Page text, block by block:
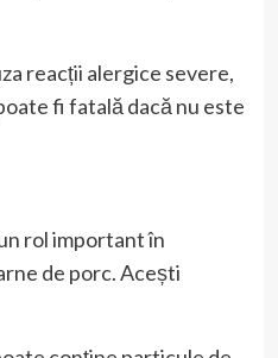
reacții alergice severe,
fi fatală dacă nu este
rol important în
de porc. Acești